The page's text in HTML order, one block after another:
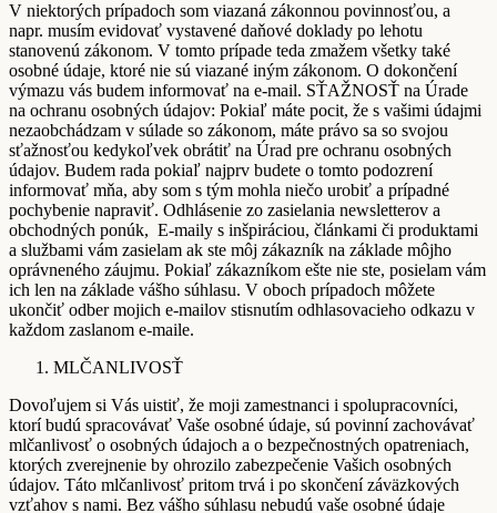
V niektorých prípadoch som viazaná zákonnou povinnosťou, a
napr. musím evidovať vystavené daňové doklady po lehotu
stanovenú zákonom. V tomto prípade teda zmažem všetky také
osobné údaje, ktoré nie sú viazané iným zákonom. O dokončení
výmazu vás budem informovať na e-mail. SŤAŽNOSŤ na Úrade
na ochranu osobných údajov: Pokiaľ máte pocit, že s vašimi údajmi
nezaobchádzam v súlade so zákonom, máte právo sa so svojou
sťažnosťou kedykoľvek obrátiť na Úrad pre ochranu osobných
údajov. Budem rada pokiaľ najprv budete o tomto podozrení
informovať mňa, aby som s tým mohla niečo urobiť a prípadné
pochybenie napraviť. Odhlásenie zo zasielania newsletterov a
obchodných ponúk, E-maily s inšpiráciou, článkami či produktami
a službami vám zasielam ak ste môj zákazník na základe môjho
oprávneného záujmu. Pokiaľ zákazníkom ešte nie ste, posielam vám
ich len na základe vášho súhlasu. V oboch prípadoch môžete
ukončiť odber mojich e-mailov stisnutím odhlasovacieho odkazu v
každom zaslanom e-maile.
MLČANLIVOSŤ
Dovoľujem si Vás uistiť, že moji zamestnanci i spolupracovníci,
ktorí budú spracovávať Vaše osobné údaje, sú povinní zachovávať
mlčanlivosť o osobných údajoch a o bezpečnostných opatreniach,
ktorých zverejnenie by ohrozilo zabezpečenie Vašich osobných
údajov. Táto mlčanlivosť pritom trvá i po skončení záväzkových
vzťahov s nami. Bez vášho súhlasu nebudú vaše osobné údaje